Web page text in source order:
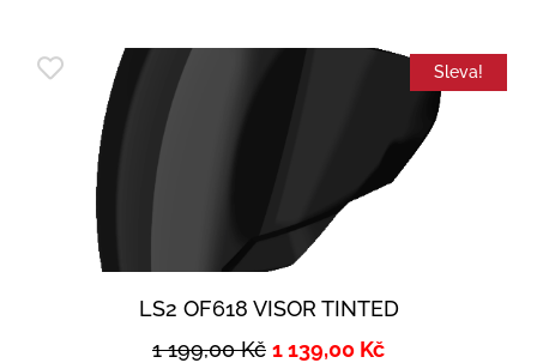
Sleva!
LS2 OF618 VISOR TINTED
1 199,00Kč 1 139,00 Kč